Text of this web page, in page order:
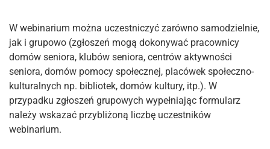
W webinarium można uczestniczyć zarówno samodzielnie,
jak i grupowo (zgłoszeń mogą dokonywać pracownicy
domów seniora, klubów seniora, centrów aktywności
seniora, domów pomocy społecznej, placówek społeczno-
kulturalnych np. bibliotek, domów kultury, itp.). W
przypadku zgłoszeń grupowych wypełniając formularz
należy wskazać przybliżoną liczbę uczestników
webinarium.